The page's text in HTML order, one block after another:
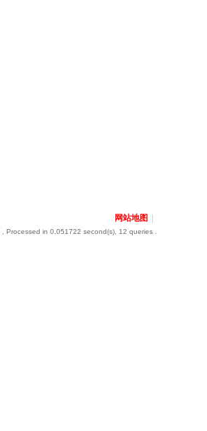
网站地图
, Processed in 0.051722 second(s), 12 queries .